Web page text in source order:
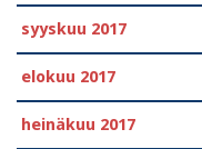
syyskuu 2017
elokuu 2017
heinäkuu 2017